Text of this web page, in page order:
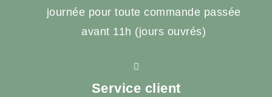
journée pour toute commande passée
avant 11h (jours ouvrés)
Service client